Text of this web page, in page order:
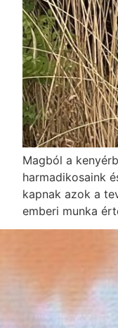
Magból a
harmadikosaink
kapnak azok a
emberi munka